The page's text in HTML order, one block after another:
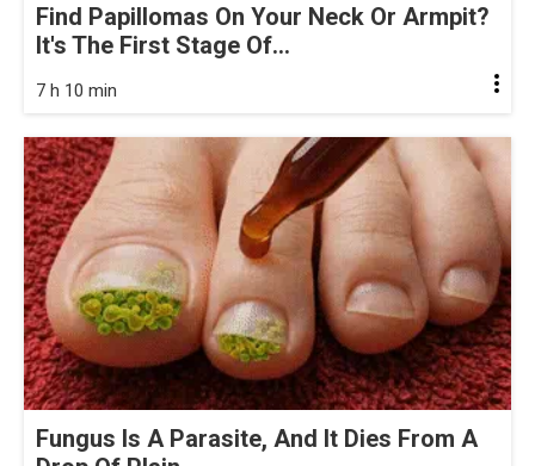
Find Papillomas On Your Neck Or Armpit?
It's The First Stage Of...
7 h 10 min
Fungus Is A Parasite, And It Dies From A